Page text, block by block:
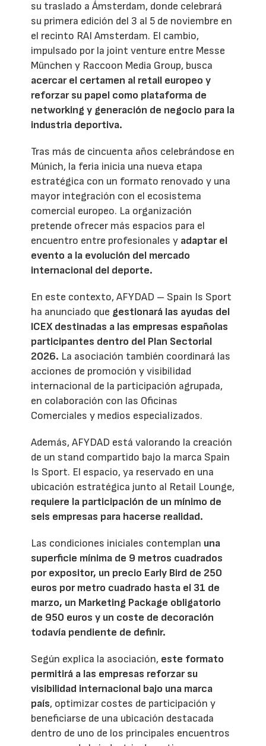
su traslado a Ámsterdam, donde celebrará
su primera edición del 3 al 5 de noviembre en
el recinto RAI Amsterdam. El cambio,
impulsado por la joint venture entre Messe
München y Raccoon Media Group, busca
acercar el certamen al retail europeo y
reforzar su papel como plataforma de
networking y generación de negocio para la
industria deportiva.
Tras más de cincuenta años celebrándose en
Múnich, la feria inicia una nueva etapa
estratégica con un formato renovado y una
mayor integración con el ecosistema
comercial europeo. La organización
pretende ofrecer más espacios para el
encuentro entre profesionales y adaptar el
evento a la evolución del mercado
internacional del deporte.
En este contexto, AFYDAD – Spain Is Sport
ha anunciado que gestionará las ayudas del
ICEX destinadas a las empresas españolas
participantes dentro del Plan Sectorial
2026. La asociación también coordinará las
acciones de promoción y visibilidad
internacional de la participación agrupada,
en colaboración con las Oficinas
Comerciales y medios especializados.
Además, AFYDAD está valorando la creación
de un stand compartido bajo la marca Spain
Is Sport. El espacio, ya reservado en una
ubicación estratégica junto al Retail Lounge,
requiere la participación de un mínimo de
seis empresas para hacerse realidad.
Las condiciones iniciales contemplan una
superficie mínima de 9 metros cuadrados
por expositor, un precio Early Bird de 250
euros por metro cuadrado hasta el 31 de
marzo, un Marketing Package obligatorio
de 950 euros y un coste de decoración
todavía pendiente de definir.
Según explica la asociación, este formato
permitirá a las empresas reforzar su
visibilidad internacional bajo una marca
país, optimizar costes de participación y
beneficiarse de una ubicación destacada
dentro de uno de los principales encuentros